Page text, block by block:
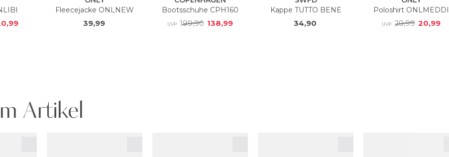
Artikel